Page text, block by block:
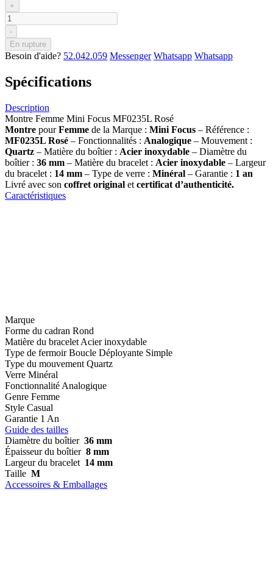
+
-
En rupture
Besoin d'aide? 52.042.059 Messenger Whatsapp Whatsapp
Spécifications
Description
Montre Femme Mini Focus MF0235L Rosé
Montre pourFemme de la Marque : Mini Focus – Référence :
MF0235L Rosé – Fonctionnalités : Analogique – Mouvement :
Quartz – Matière du boîtier : Acier inoxydable – Diamètre du
boîtier : 36 mm – Matière du bracelet : Acier inoxydable – Largeur
du bracelet : 14 mm – Type de verre : Minéral – Garantie : 1 an
Livré avec son coffret original et certificat d’authenticité.
Caractéristiques
Marque
Forme du cadran Rond
Matière du bracelet Acier inoxydable
Type de fermoir Boucle Déployante Simple
Type du mouvement Quartz
Verre Minéral
Fonctionnalité Analogique
Genre Femme
Style Casual
Garantie 1 An
Guide des tailles
Diamètre du boîtier 36 mm
Épaisseur du boîtier 8 mm
Largeur du bracelet 14 mm
Taille M
Accessoires & Emballages